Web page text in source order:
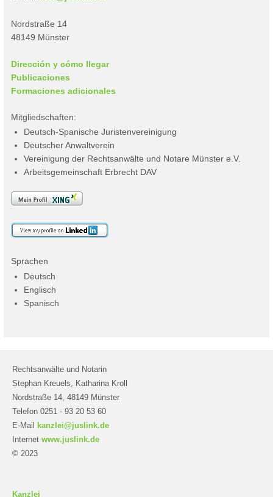
Nordstraße 14
48149 Münster
Dirección y cómo llegar
Publicaciones
Formaciones adicionales
Mitgliedschaften:
Deutsch-Spanische Juristenvereinigung
Deutscher Anwaltverein
Vereinigung der Rechtsanwälte und Notare Münster e.V.
Arbeitsgemeinschaft Erbrecht DAV
Sprachen
Deutsch
Englisch
Spanisch
Rechtsanwälte und Notarin
Stephan Kreuels, Katharina Kroll
Nordstraße 14, 48149 Münster
Telefon 0251 - 93 20 53 60
E-Mail kanzlei@juslink.de
Internet www.juslink.de
© 2023
Kanzlei